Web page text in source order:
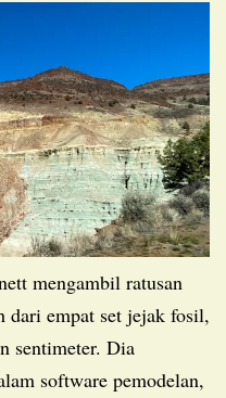
dari empat set jejak fosil,
sentimeter. Dia
software pemodelan,